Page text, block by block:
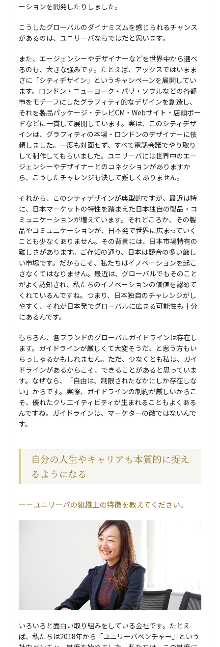
ーションを開発したりしました。
こうしたグローバルのダイナミズムを感じられるチャンス
があるのは、ユニリーバならではだと思います。
また、エージェンシーやデザイナーなどを世界中から選べ
るのも、大きな強みです。たとえば、アックスではいまま
さに「シティデザイン」というキャンペーンを展開してい
ます。ロンドン・ニューヨーク・パリ・ソウルなどの各都
市をモチーフにしたグラフィティ的なデザインを創造し、
それを製品パッケージ・テレビCM・Webサイト・店頭ボー
ドなどに一貫して展開しています。実は、このシティデザ
インは、グラフィティの本場・ロンドンのデザイナーに依
頼しました。一度も対面せず、すべて電話会議でやり取り
して制作してもらいました。ユニリーバには世界中のエー
ジェンシーやデザイナーとのコネクションがありますか
ら、こうしたチャレンジも決して難しくありません。
それから、このシティデザインが典型的ですが、最近は特
に、日本マーケットの特性を踏まえた日本独自の製品・コ
ミュニケーションが増えています。それどころか、その製
品やコミュニケーションが、日本発で世界に広まっていく
ことも少なくありません。その背景には、日本市場特有の
難しさがあります。ご存知の通り、日本は競合の多い厳し
い市場です。だからこそ、私たちはイノベーションを起こ
さなくてはなりません。最近は、グローバルでもそのこと
がよく認知され、私たちのイノベーションの価値を認めて
くれているんですね。つまり、日本独自のチャレンジがし
やすく、それが日本発でグローバルに広まる可能性も十分
にあるんです。
もちろん、各ブランドのグローバルガイドラインは存在し
ます。ガイドラインが厳しくて大変そうだ、と思う方もい
らっしゃるかもしれません。ただ、少なくとも私は、ガイ
ドラインがあるからこそ、できることがあると思っていま
す。なぜなら、「自由は、制限されたなかにしか存在しな
い」からです。実際、ガイドラインの制約が厳しいからこ
そ、優れたクリエイティビティが生まれることもよくある
んですね。ガイドラインは、マーケターの敵ではないんで
す。
自分の人生やキャリアも本質的に捉え
るようになる
ユニリーバの組織上の特徴を教えてください。
いろいろと面白い取り組みをしている会社です。たとえ
ば、私たちは2018年から「ユニリーバベンチャー」という